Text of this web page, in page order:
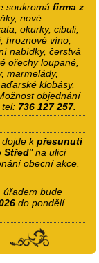
soukromá firma z
nové
okurky, cibuli,
hroznové víno,
nabídky, čerstvá
ořechy loupané,
marmelády,
klobásy.
objednání
tel: 736 127 257.
dojde kpřesunutí
Střed" na ulici
obecní akce.
úřadem bude
do pondělí